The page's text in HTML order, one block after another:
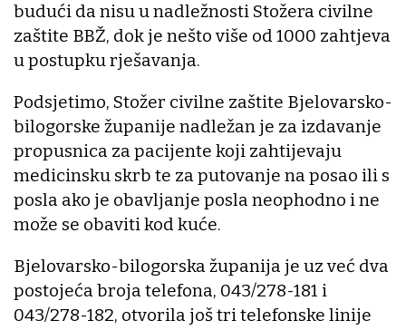
budući da nisu u nadležnosti Stožera civilne
zaštite BBŽ, dok je nešto više od 1000 zahtjeva
u postupku rješavanja.
Podsjetimo, Stožer civilne zaštite Bjelovarsko-
bilogorske županije nadležan je za izdavanje
propusnica za pacijente koji zahtijevaju
medicinsku skrb te za putovanje na posao ili s
posla ako je obavljanje posla neophodno i ne
može se obaviti kod kuće.
Bjelovarsko-bilogorska županija je uz već dva
postojeća broja telefona, 043/278-181 i
043/278-182, otvorila još tri telefonske linije